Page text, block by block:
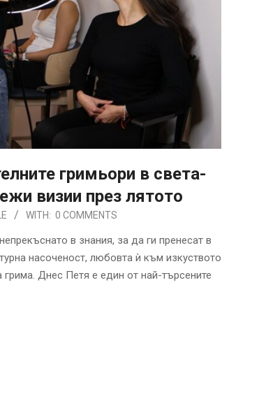
гримьори в света-
визии през лятото
WITH: 0 COMMENTS
в знания, за да ги пренесат в
насоченост, любовта ѝ към изкуството
Днес Петя е един от най-търсените